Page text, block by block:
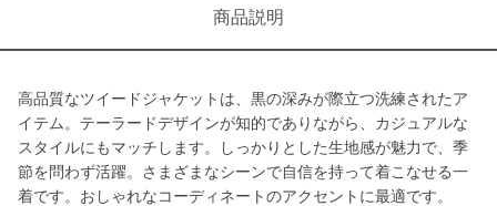
商品説明
高品質なツイードジャケットは、黒の深みが際立つ洗練されたア
イテム。テーラードデザインが知的でありながら、カジュアルな
スタイルにもマッチします。しっかりとした生地感が魅力で、季
節を問わず活躍。さまざまなシーンで自信を持って着こなせる一
着です。おしゃれなコーディネートのアクセントに最適です。